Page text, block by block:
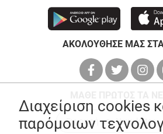
ΑΚΟΛΟΥΘΗΣΕ ΜΑΣ ΣΤΑ
Διαχείριση cookies
παρόμοιων